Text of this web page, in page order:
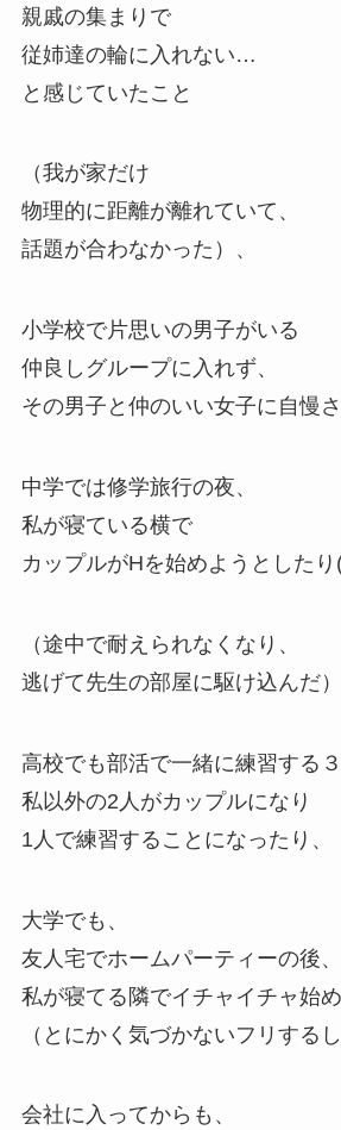
親戚の集まりで
従姉達の輪に入れない…
と感じていたこと
（我が家だけ
物理的に距離が離れていて、
話題が合わなかった）、
小学校で片思いの男子がいる
仲良しグループに入れず、
その男子と仲のいい女子に自慢さ
中学では修学旅行の夜、
私が寝ている横で
カップルがHを始めようとしたり
（途中で耐えられなくなり、
逃げて先生の部屋に駆け込んだ）
高校でも部活で一緒に練習する
私以外の2人がカップルになり
1人で練習することになったり、
大学でも、
友人宅でホームパーティーの後、
私が寝てる隣でイチャイチャ始
（とにかく気づかないフリする
会社に入ってからも、